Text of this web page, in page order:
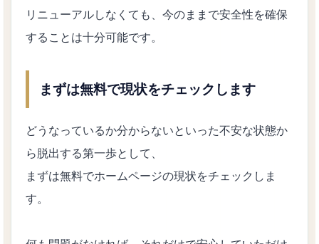
リニューアルしなくても、今のままで安全性を確保
することは十分可能です。
まずは無料で現状をチェックします
どうなっているか分からないといった不安な状態か
ら脱出する第一歩として、
まずは無料でホームページの現状をチェックしま
す。